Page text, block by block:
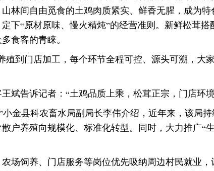
林间自由觅食的土鸡肉质紧实、鲜香无腥，成为
下“原材原味、慢火精炖”的经营准则。新鲜松茸
食客的青睐。
到门店加工，每个环节全程可控、源头可溯，大
斌告诉记者：“土鸡品质上乘，松茸正宗，门店环
金县科农畜水局副局长李伟介绍，近年来，该局
户养殖向规模化、标准化转型。同时，大力推广“
场饲养、门店服务等岗位优先吸纳周边村民就业